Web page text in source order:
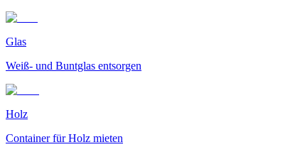
Glas
Weiß- und Buntglas entsorgen
Holz
Container für Holz mieten